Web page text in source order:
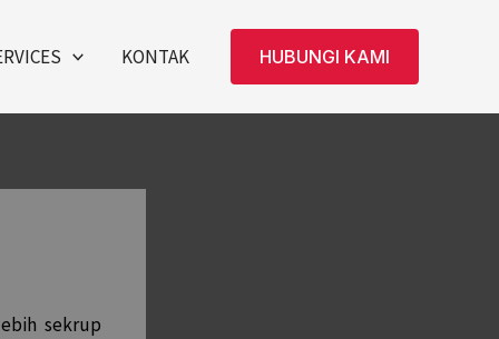
KONTAK HUBUNGI KAMI
sekrup